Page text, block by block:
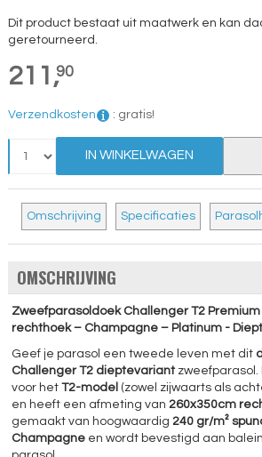
Dit product bestaat uit maatwerk en kan
geretourneerd.
211,90
Verzendkosten : gratis!
IN WINKELWAGEN
Omschrijving Specificaties
OMSCHRIJVING
Zweefparasoldoek Challenger T2
rechthoek – Champagne – Platinum -
Geef je parasol een tweede leven met dit
Challenger T2 dieptevariant zweefparasol.
voor hetT2-model (zowel zijwaarts als
en heeft een afmeting van 260x350cm
gemaakt van hoogwaardig 240 gr/m²
Champagne en wordt bevestigd aan